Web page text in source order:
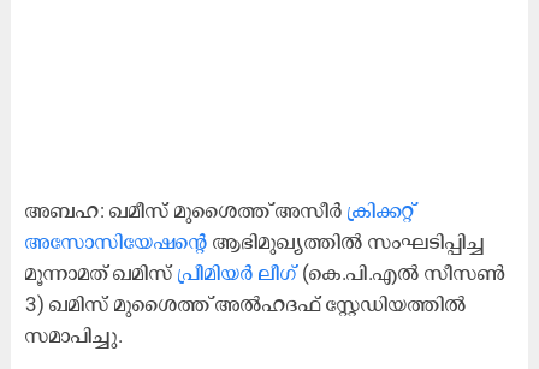
അബഹ: ഖമീസ് മുശൈത്ത് അസീർ ക്രിക്കറ്റ്
അസോസിയേഷന്റെ ആഭിമുഖ്യത്തിൽ സംഘടിപ്പിച്ച
മൂന്നാമത് ഖമിസ് പ്രീമിയർ ലീഗ്(കെ.പി.എൽ സീസൺ
3) ഖമിസ് മുശൈത്ത് അൽഹദഫ് സ്റ്റേഡിയത്തിൽ
സമാപിച്ചു.